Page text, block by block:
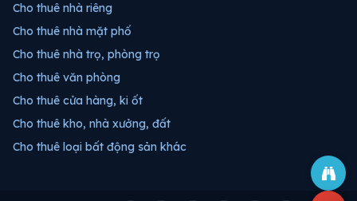
Cho thuê nhà riêng
Cho thuê nhà mặt phố
Cho thuê nhà trọ, phòng trọ
Cho thuê văn phòng
Cho thuê cửa hàng, ki ốt
Cho thuê kho, nhà xưởng, đất
Cho thuê loại bất động sản khác